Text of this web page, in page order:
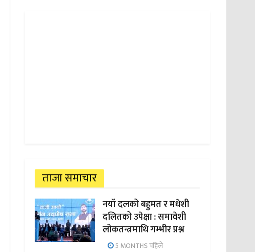
ताजा समाचार
नयाँ दलको बहुमत र मधेशी
दलितको उपेक्षा : समावेशी
लोकतन्त्रमाथि गम्भीर प्रश्न
5 MONTHS पहिले